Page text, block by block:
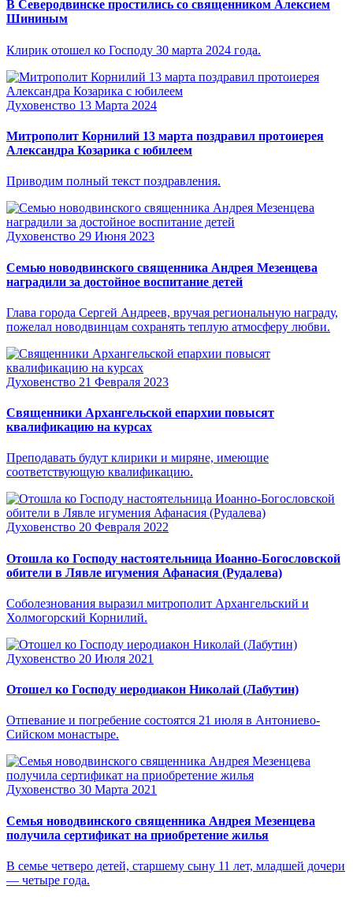
В Северодвинске простились со священником Алексием
Шининым
Клирик отошел ко Господу 30 марта 2024 года.
Духовенство 13 Марта 2024
Митрополит Корнилий 13 марта поздравил протоиерея
Александра Козарика с юбилеем
Приводим полный текст поздравления.
Духовенство 29 Июня 2023
Семью новодвинского священника Андрея Мезенцева
наградили за достойное воспитание детей
Глава города Сергей Андреев, вручая региональную награду,
пожелал новодвинцам сохранять теплую атмосферу любви.
Духовенство 21 Февраля 2023
Священники Архангельской епархии повысят
квалификацию на курсах
Преподавать будут клирики и миряне, имеющие
соответствующую квалификацию.
Духовенство 20 Февраля 2022
Отошла ко Господу настоятельница Иоанно-Богословской
обители в Лявле игумения Афанасия (Рудалева)
Соболезнования выразил митрополит Архангельский и
Холмогорский Корнилий.
Духовенство 20 Июля 2021
Отошел ко Господу иеродиакон Николай (Лабутин)
Отпевание и погребение состоятся 21 июля в Антониево-
Сийском монастыре.
Духовенство 30 Марта 2021
Семья новодвинского священника Андрея Мезенцева
получила сертификат на приобретение жилья
В семье четверо детей, старшему сыну 11 лет, младшей дочери
— четыре года.